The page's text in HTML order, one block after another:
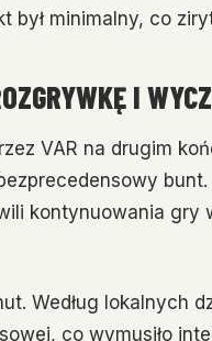
był minimalny, co
I
VAR na drugim
kontynuowania gry
Według lokalnych
co wymusiło